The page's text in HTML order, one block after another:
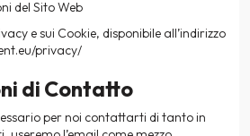
del Sito Web
e sui Cookie, disponibile all’indirizzo
privacy/
di Contatto
per noi contattarti di tanto in